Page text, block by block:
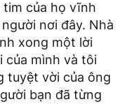
tim của họ vĩnh
nơi đây. Nhà
xong một lời
của mình và tôi
tuyệt vời của ông
bạn đã từng